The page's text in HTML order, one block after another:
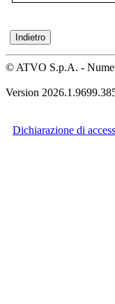
© ATVO S.p.A. -
Version
Dichiarazione di